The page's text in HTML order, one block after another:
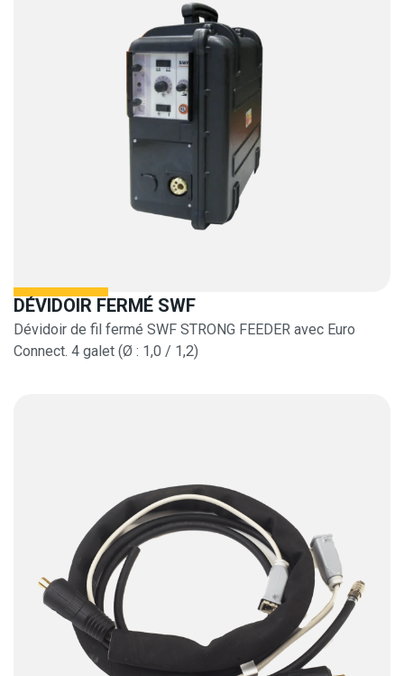
DÉVIDOIR FERMÉ SWF
Dévidoir de fil fermé SWF STRONG FEEDER avec Euro
Connect. 4 galet (Ø : 1,0 / 1,2)